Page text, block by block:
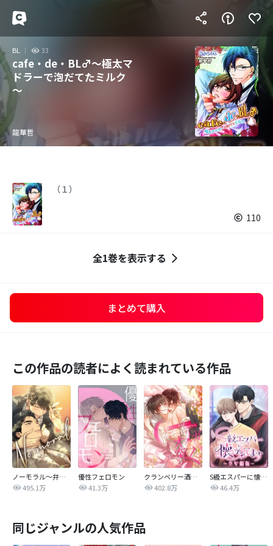
BL 33
cafe・de・BL♂～極太マ
ドラーで泡だてたミルク
～
龍華哲
（１）
110
全1巻を表示する
まとめて購入
この作品の読者によく読まれている作品
ノーモラル～弁護士の掟～
495.1万
優性フェロモン
41.3万
クランベリー酒の芳りに惑わされる御曹司はオメガに突く
402.8万
S級エスパーに懐かれてます【全年齢版】
46.4万
同じジャンルの人気作品